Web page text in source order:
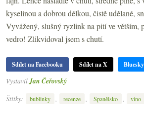
kyselinou a dobrou délkou, čistě udělané,
Vyvážený, slušný ryzlink na pití ve větším,
vedro! Zlikvidoval jsem s chutí.
Sdílet na Facebooku Sdílet na X Bluesky
Vystavil Jan Čeřovský
Štítky:
bublinky , recenze , Španělsko , víno